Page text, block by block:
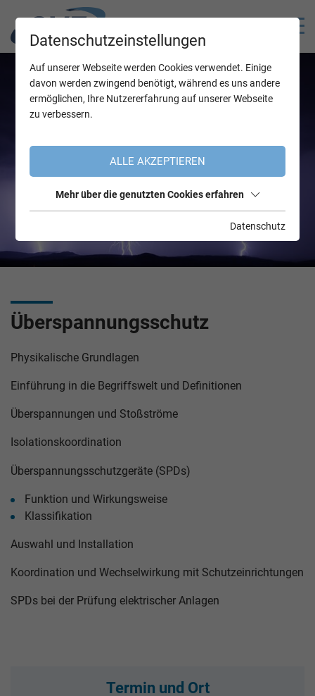
Überspannungsschutz
Physikalische Grundlagen
Einführung in die Begriffswelt und Definitionen
Überspannungen und Stoßströme
Isolationskoordination
Überspannungsschutzgeräte (SPDs)
Funktion und Wirkungsweise
Klassifikation
Auswahl und Installation
Koordination und Wechselwirkung mit Schutzeinrichtungen
SPDs bei der Prüfung elektrischer Anlagen
Termin und Ort
Datenschutzeinstellungen
Auf unserer Webseite werden Cookies verwendet. Einige
davon werden zwingend benötigt, während es uns andere
ermöglichen, Ihre Nutzererfahrung auf unserer Webseite
zu verbessern.
ALLE AKZEPTIEREN
Mehr über die genutzten Cookies erfahren
Datenschutz